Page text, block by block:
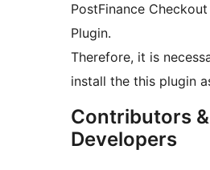
PostFinance
Plugin.
Therefore, it is
install the this plugin
Contributors &
Developers